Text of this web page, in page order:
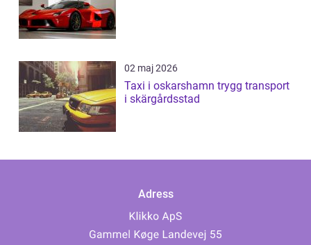
02 maj 2026
Taxi i oskarshamn trygg transport
i skärgårdsstad
Adress